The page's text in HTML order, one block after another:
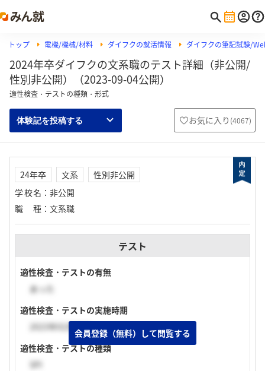
トップ 電機/機械/材料 ダイフクの就活情報 ダイフクの筆記試験/
2024年卒ダイフクの文系職のテスト詳細（非公開/
性別非公開）（2023-09-04公開）
適性検査・テストの種類・形式
体験記を投稿する お気に入り (4067)
24年卒 文系
性別非公開
学校名 ： 非公開
職種 ： 文系職
テスト
適性検査・テストの有無
あった
適性検査・テストの実施時期
2023年02月下旬
適性検査・テストの種類
SPI
会員登録（無料）して閲覧する